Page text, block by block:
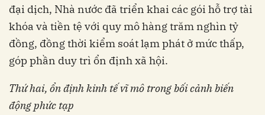
đại dịch, Nhà nước đã triển khai các gói hỗ trợ tài
khóa và tiền tệ với quy mô hàng trăm nghìn tỷ
đồng, đồng thời kiểm soát lạm phát ở mức thấp,
góp phần duy trì ổn định xã hội.
Thứ hai, ổnđịnh kinh tế vĩ mô trong bối cảnhbiến
động phức tạp